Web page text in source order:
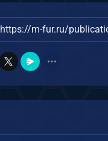
https://m-fur.ru/